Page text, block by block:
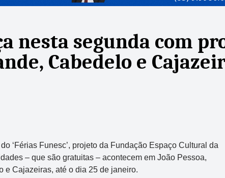
nesta segunda com
Cabedelo e
‘Férias Funesc’, projeto da Fundação Espaço Cultural da
– que são gratuitas – acontecem em João Pessoa,
e Cajazeiras, até o dia 25 de janeiro.